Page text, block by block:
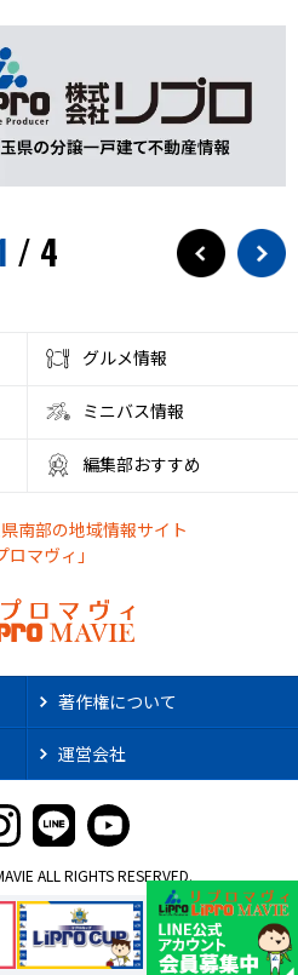
/ 4
グルメ情報
ミニバス情報
編集部おすすめ
南部の地域情報サイト
ロマヴィ」
著作権について
運営会社
ALL RIGHTS RESERVED.